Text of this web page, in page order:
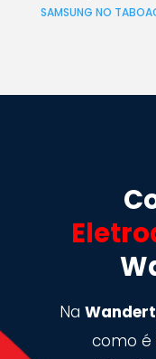
SAMSUNG NO
Na
como